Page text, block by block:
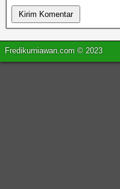
Fredikurniawan.com © 2023